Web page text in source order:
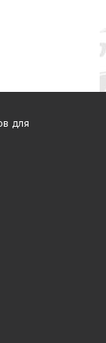
для